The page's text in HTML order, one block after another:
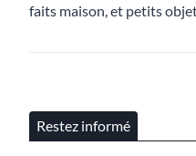
faits maison, et petits
Restez informé